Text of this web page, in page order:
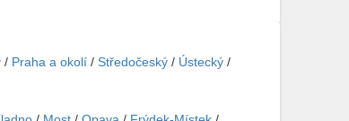
/ Praha a okolí / Středočeský / Ústecký /